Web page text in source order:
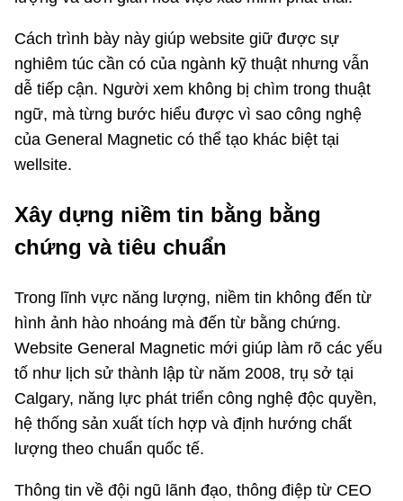
Cách trình bày này giúp website giữ được sự
nghiêm túc cần có của ngành kỹ thuật nhưng vẫn
dễ tiếp cận. Người xem không bị chìm trong thuật
ngữ, mà từng bước hiểu được vì sao công nghệ
của General Magnetic có thể tạo khác biệt tại
wellsite.
Xây dựng niềm tin bằng bằng
chứng và tiêu chuẩn
Trong lĩnh vực năng lượng, niềm tin không đến từ
hình ảnh hào nhoáng mà đến từ bằng chứng.
Website General Magnetic mới giúp làm rõ các yếu
tố như lịch sử thành lập từ năm 2008, trụ sở tại
Calgary, năng lực phát triển công nghệ độc quyền,
hệ thống sản xuất tích hợp và định hướng chất
lượng theo chuẩn quốc tế.
Thông tin về đội ngũ lãnh đạo, thông điệp từ CEO